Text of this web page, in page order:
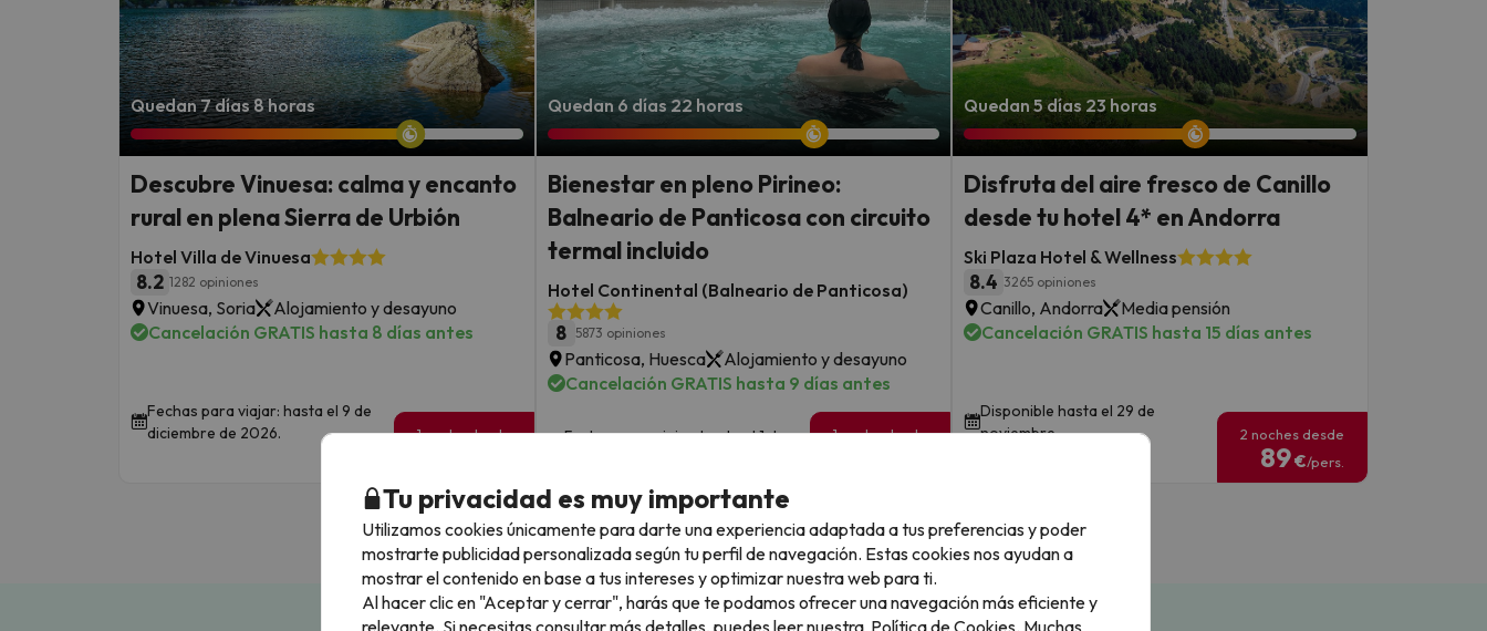
Quedan 7 días 8 horas
Descubre Vinuesa: calma y encanto
rural en plena Sierra de Urbión
Hotel Villa de Vinuesa
8.2 1282 opiniones
Vinuesa, Soria
Alojamiento y desayuno
Cancelación GRATIS hasta 8 días antes
Fechas para viajar: hasta el 9 de
diciembre de 2026.
1 noche desde
Quedan 6 días 22 horas
Bienestar en pleno Pirineo:
Balneario de Panticosa con circuito
termal incluido
Hotel Continental (Balneario de Panticosa)
8 5873 opiniones
Panticosa, Huesca
Alojamiento y desayuno
Cancelación GRATIS hasta 9 días antes
Fechas para viajar: hasta el 1 de
1 noche desde
Quedan 5 días 23 horas
Disfruta del aire fresco de Canillo
desde tu hotel 4* en Andorra
Ski Plaza Hotel & Wellness
8.4 3265 opiniones
Canillo, Andorra
Media pensión
Cancelación GRATIS hasta 15 días antes
Disponible hasta el 29 de
noviembre.
2 noches desde
89€/pers.
Ver todos los chollos
Tu privacidad es muy importante
Utilizamos cookies únicamente para darte una experiencia adaptada a tus preferencias y poder
mostrarte publicidad personalizada según tu perfil de navegación. Estas cookies nos ayudan a
mostrar el contenido en base a tus intereses y optimizar nuestra web para ti.
Al hacer clic en "Aceptar y cerrar", harás que te podamos ofrecer una navegación más eficiente y
relevante. Si necesitas consultar más detalles, puedes leer nuestra Política de Cookies. Muchas